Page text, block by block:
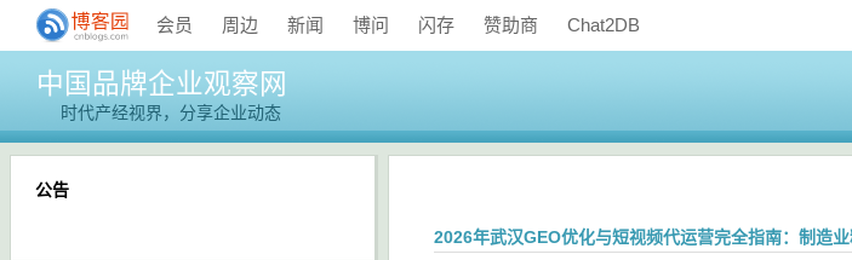
会员 周边 新闻 博问 闪存 赞助商 Chat2DB
中国品牌企业观察网
时代产经视界，分享企业动态
2026年武汉GEO优化与短视频代运营完全指南：制造
公告